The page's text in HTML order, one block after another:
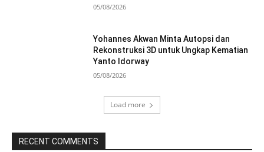
05/08/2026
Yohannes Akwan Minta Autopsi dan
Rekonstruksi 3D untuk Ungkap Kematian
Yanto Idorway
05/08/2026
Load more
RECENT COMMENTS